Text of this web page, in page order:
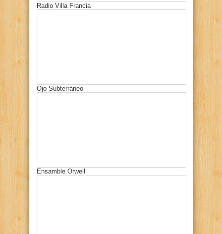
Radio Villa Francia
Ojo Subterráneo
Ensamble Orwell